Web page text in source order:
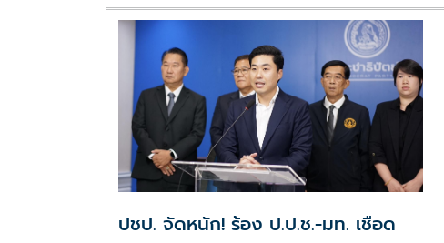
ปชป. จัดหนัก! ร้อง ป.ป.ช.-มท. เชือด